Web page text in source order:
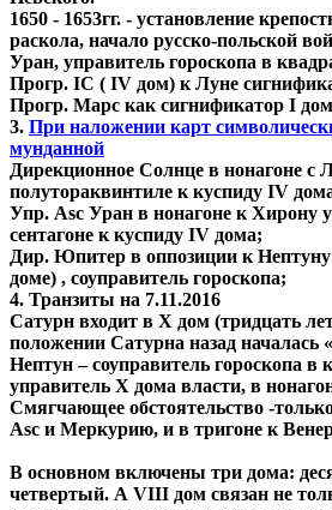
1650 - 1653гг. - установление
раскола, начало русско-польской
Уран, управитель гороскопа в
Прогр. IC ( IV дом) к Луне
Прогр. Марс как сигнификатор I
3. При наложении карт
мунданной
Дирекционное Солнце в нонагоне с
полутораквинтиле к куспиду IV
Упр. Asc Уран в нонагоне к Хирону
сентагоне к куспиду IV дома;
Дир. Юпитер в оппозиции к
доме) , соуправитель гороскопа;
4. Транзиты на 7.11.2016
Сатурн входит в X дом (тридцать
положении Сатурна назад началась
Нептун – соуправитель гороскопа в
управитель Х дома власти, в
Смягчающее обстоятельство -
Asc и Меркурию, и в тригоне к
В основном включены три дома:
четвертый. А VIII дом связан не